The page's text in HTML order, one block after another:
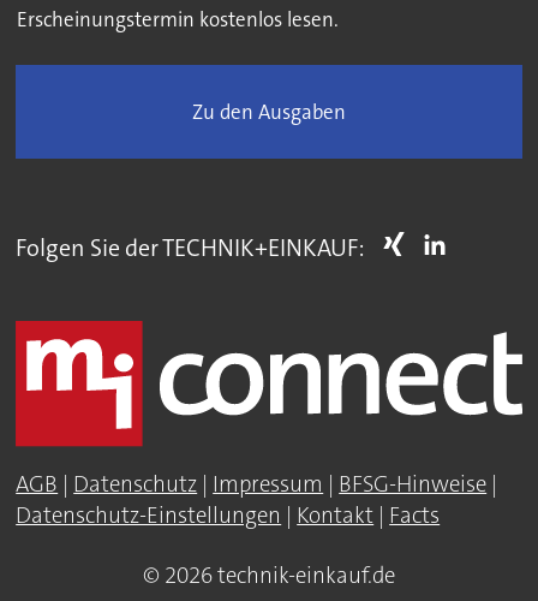
Erscheinungstermin kostenlos lesen.
Zu den Ausgaben
Folgen Sie der TECHNIK+EINKAUF:
AGB | Datenschutz | Impressum | BFSG-Hinweise |
Datenschutz-Einstellungen | Kontakt | Facts
© 2026 technik-einkauf.de